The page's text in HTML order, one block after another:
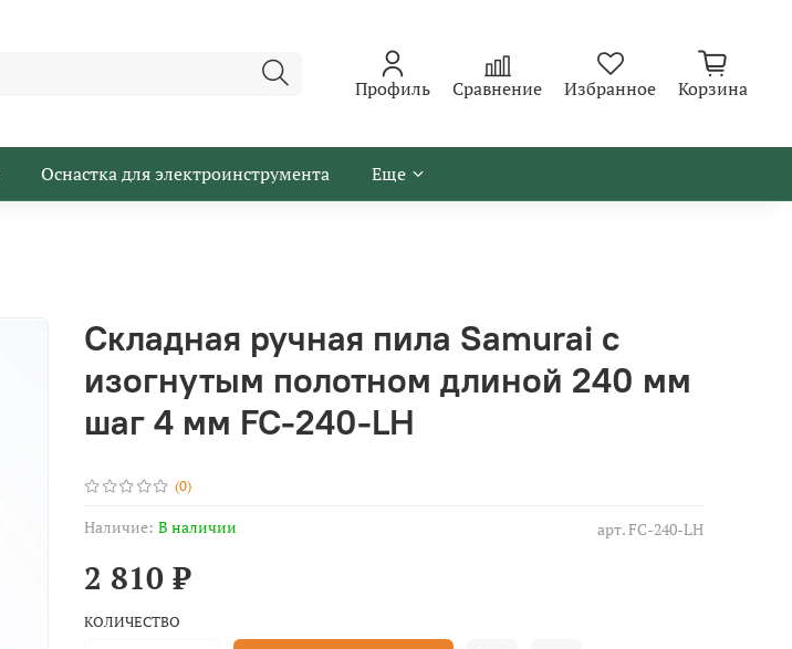
Профиль Сравнение Избранное Корзина
Оснастка для электроинструмента Еще
(0)
арт.FC-240-LH
Наличие: В наличии
Складная ручная пила Samurai с
изогнутым полотном длиной 240 мм
шаг 4 мм FC-240-LH
2 810 ₽
КОЛИЧЕСТВО